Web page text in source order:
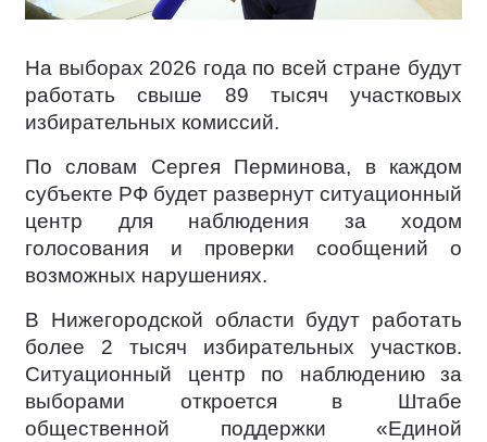
На выборах 2026 года по всей стране будут
работать свыше 89 тысяч участковых
избирательных комиссий.
По словам Сергея Перминова, в каждом
субъекте РФ будет развернут ситуационный
центр для наблюдения за ходом
голосования и проверки сообщений о
возможных нарушениях.
В Нижегородской области будут работать
более 2 тысяч избирательных участков.
Ситуационный центр по наблюдению за
выборами откроется в Штабе
общественной поддержки «Единой